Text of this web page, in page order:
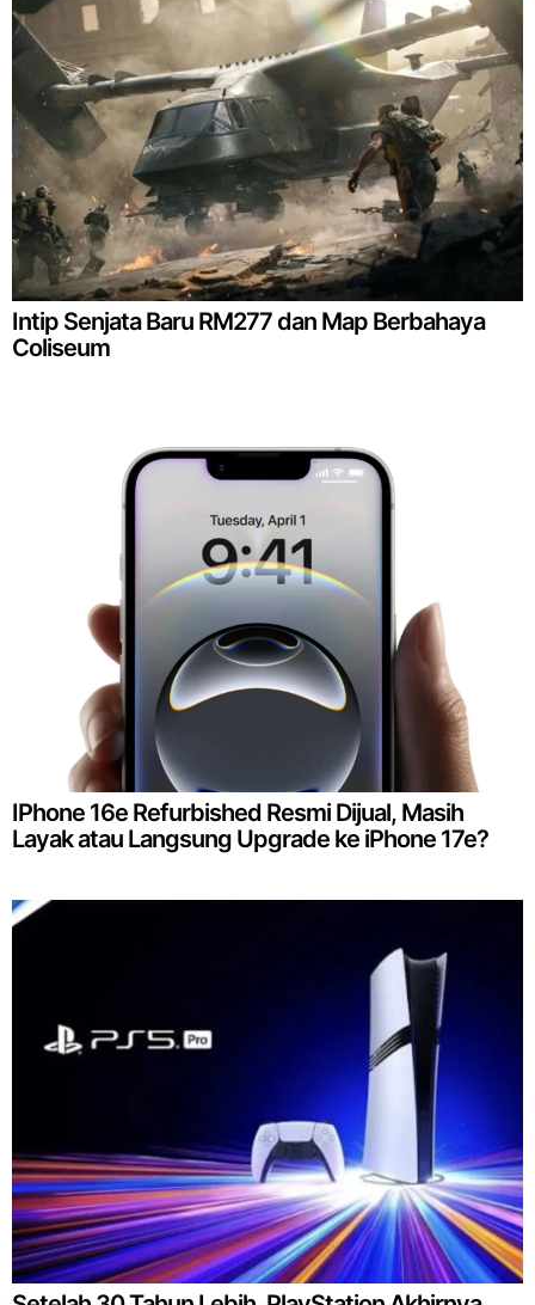
Intip Senjata Baru RM277 dan Map Berbahaya
Coliseum
IPhone 16e Refurbished Resmi Dijual, Masih
Layak atau Langsung Upgrade ke iPhone 17e?